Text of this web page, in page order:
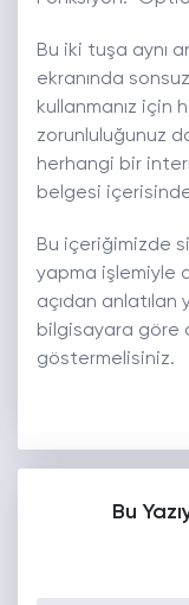
Bu iki tuşa aynı
ekranında
kullanmanız için
zorunluluğunuz
herhangi bir
belgesi
Bu içeriğimizde
yapma işlemiyle
açıdan anlatılan
bilgisayara göre
göstermelisiniz.
Bu